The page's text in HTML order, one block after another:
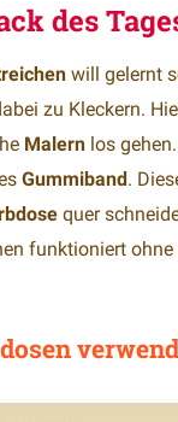
des
will gelernt
zu Kleckern.
Malern los
Gummiband.
quer
funktioniert ohne